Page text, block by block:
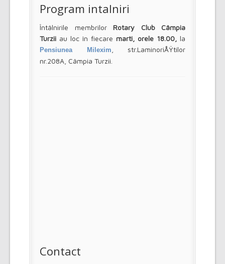
Program intalniri
Întâlnirile membrilor Rotary Club Câmpia
Turzii au loc în fiecare marti, orele 18.00, la
Pensiunea Milexim , str.LaminoriÅŸtilor
nr.208A, Câmpia Turzii.
Contact